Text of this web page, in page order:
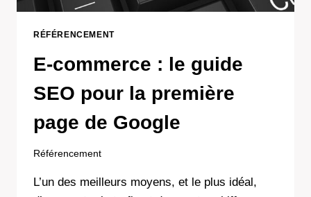
RÉFÉRENCEMENT
E-commerce : le guide
SEO pour la première
page de Google
Référencement
L’un des meilleurs moyens, et le plus idéal,